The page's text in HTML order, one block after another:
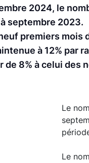
2024, le
septembre 2023.
premiers mois
à 12% par
de 8% à celui des
Le
Le